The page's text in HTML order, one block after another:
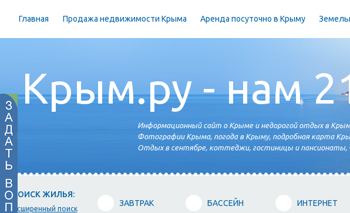
Главная Продажа недвижимости Крыма Аренда посуточно в Крыму
Крым.ру - нам
Информационный сайт о Крыме и недорогой отдых в
Фотографии Крыма, погода в Крыму, подробная карта
Отдых в сентябре, коттеджи, гостиницы и пансионаты,
ПОИСК ЖИЛЬЯ:
расширенный поиск
ЗАВТРАК БАССЕЙН ИНТЕРНЕТ